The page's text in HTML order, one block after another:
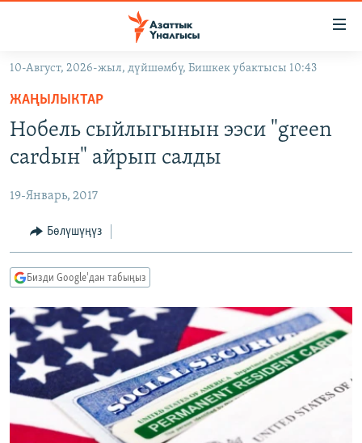
Навигацияга
өтүңүз
Издөөгө
салыңыз
КЫРГЫЗСТАН
КЫРГЫЗСТАН
ЭКОНОМИКА
МАДАНИЯТ
ДҮЙНӨ
БОРБОР АЗИЯ
АТАЙЫН ИЛИКТӨӨ
ТВ ПРОГРАММАЛАР
ЭКСПЕРТТЕР ТАЛДАЙТ
БИЗ ЖАНА ДҮЙНӨ
ДАНИСТЕ
ЭЖЕ-СИҢДИЛЕР
АЗАТТЫК+
ЫҢГАЙСЫЗ СУРООЛОР
ӨЗГӨЧӨ ПИКИР
Русский
ОНЛАЙН ШЕРИНЕ
10-Август, 2026-жыл, дүйшөмбү, Бишкек убактысы 10:43
ЖАҢЫЛЫКТАР
Нобель сыйлыгынын ээси "green
cardын" айрып салды
19-Январь, 2017
Бөлүшүңүз
Бизди Google'дан табыңыз